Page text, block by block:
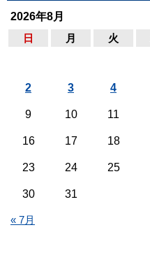
2026年8月
日
月 火
« 7月
2 3 4
9 10 11
16 17 18
23 24 25
30 31